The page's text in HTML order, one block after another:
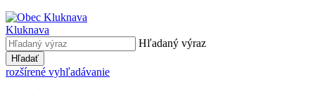
Kluknava
Hľadaný výraz
Hľadať
rozšírené vyhľadávanie